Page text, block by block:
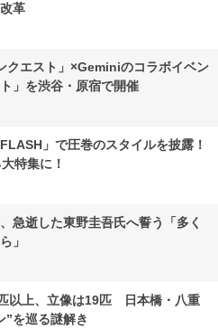
革
クエスト」×Geminiのコラボイベン
」を渋谷・原宿で開催
」で圧巻のスタイルを披露！
特集に！
急逝した東野圭吾氏へ誓う「多く
」
以上、立像は19匹 日本橋・八重
”を巡る謎解き